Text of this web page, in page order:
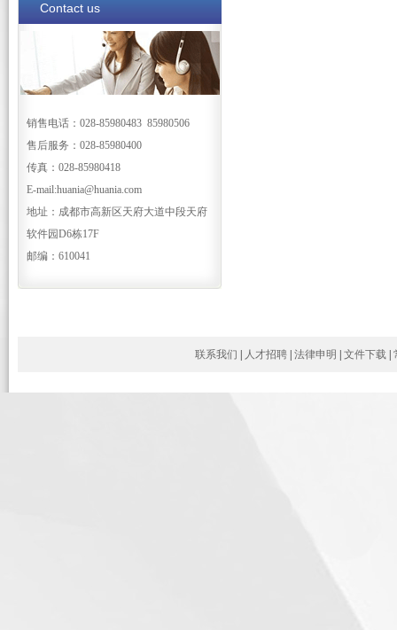
Contact us
销售电话：028-85980483 85980506
售后服务：028-85980400
传真：028-85980418
E-mail:huania@huania.com
地址：成都市高新区天府大道中段天府
软件园D6栋17F
邮编：610041
联系我们 人才招聘 法律申明 文件下载